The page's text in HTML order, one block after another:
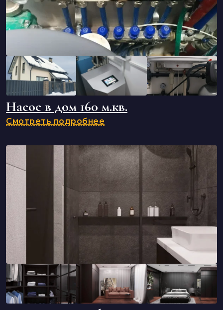
Насос в дом 160 м.кв.
Смотреть подробнее